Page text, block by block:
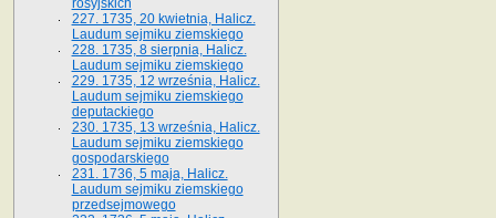
rosyjskich
227. 1735, 20 kwietnia, Halicz.
Laudum sejmiku ziemskiego
228. 1735, 8 sierpnia, Halicz.
Laudum sejmiku ziemskiego
229. 1735, 12 września, Halicz.
Laudum sejmiku ziemskiego
deputackiego
230. 1735, 13 września, Halicz.
Laudum sejmiku ziemskiego
gospodarskiego
231. 1736, 5 maja, Halicz.
Laudum sejmiku ziemskiego
przedsejmowego